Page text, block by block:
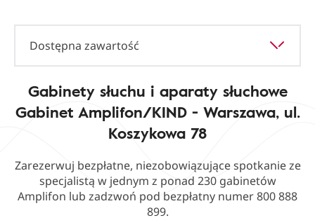
Dostępna zawartość
Gabinety słuchu i aparaty słuchowe
Gabinet Amplifon/KIND - Warszawa, ul.
Koszykowa 78
Zarezerwuj bezpłatne, niezobowiązujące spotkanie ze
specjalistą w jednym z ponad 230 gabinetów
Amplifon lub zadzwoń pod bezpłatny numer 800 888
899.